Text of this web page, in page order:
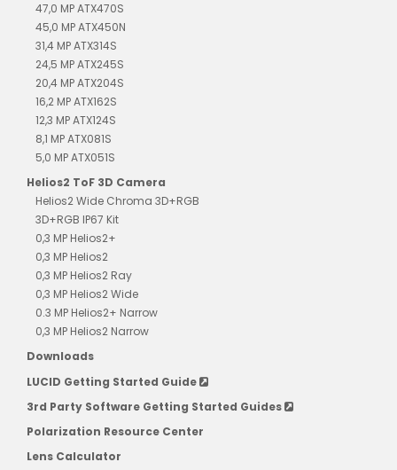
47,0 MP ATX470S
45,0 MP ATX450N
31,4 MP ATX314S
24,5 MP ATX245S
20,4 MP ATX204S
16,2 MP ATX162S
12,3 MP ATX124S
8,1 MP ATX081S
5,0 MP ATX051S
Helios2 ToF 3D Camera
Helios2 Wide Chroma 3D+RGB
3D+RGB IP67 Kit
0,3 MP Helios2+
0,3 MP Helios2
0,3 MP Helios2 Ray
0,3 MP Helios2 Wide
0.3 MP Helios2+ Narrow
0,3 MP Helios2 Narrow
Downloads
LUCID Getting Started Guide
3rd Party Software Getting Started Guides
Polarization Resource Center
Lens Calculator